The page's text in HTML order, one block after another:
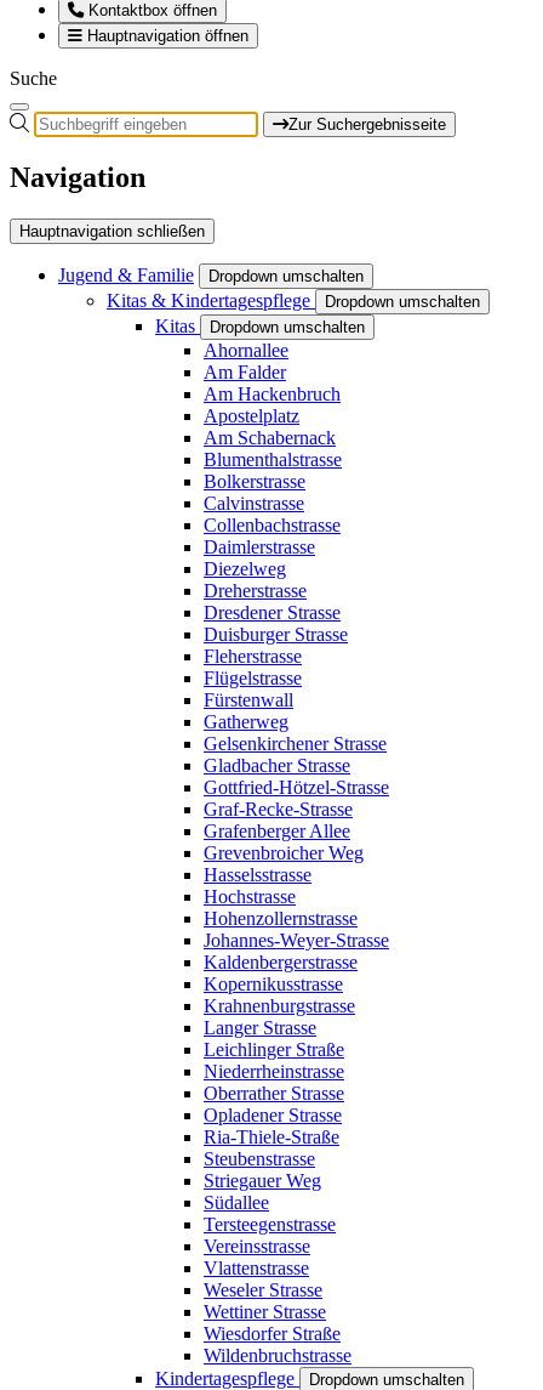
Kontaktbox öffnen
Hauptnavigation öffnen
Suche
Zur Suchergebnisseite
Navigation
Hauptnavigation schließen
Jugend & Familie Dropdown umschalten
Kitas & Kindertagespflege Dropdown umschalten
Kitas Dropdown umschalten
Ahornallee
Am Falder
Am Hackenbruch
Apostelplatz
Am Schabernack
Blumenthalstrasse
Bolkerstrasse
Calvinstrasse
Collenbachstrasse
Daimlerstrasse
Diezelweg
Dreherstrasse
Dresdener Strasse
Duisburger Strasse
Fleherstrasse
Flügelstrasse
Fürstenwall
Gatherweg
Gelsenkirchener Strasse
Gladbacher Strasse
Gottfried-Hötzel-Strasse
Graf-Recke-Strasse
Grafenberger Allee
Grevenbroicher Weg
Hasselsstrasse
Hochstrasse
Hohenzollernstrasse
Johannes-Weyer-Strasse
Kaldenbergerstrasse
Kopernikusstrasse
Krahnenburgstrasse
Langer Strasse
Leichlinger Straße
Niederrheinstrasse
Oberrather Strasse
Opladener Strasse
Ria-Thiele-Straße
Steubenstrasse
Striegauer Weg
Südallee
Tersteegenstrasse
Vereinsstrasse
Vlattenstrasse
Weseler Strasse
Wettiner Strasse
Wiesdorfer Straße
Wildenbruchstrasse
Kindertagespflege
Dropdown umschalten